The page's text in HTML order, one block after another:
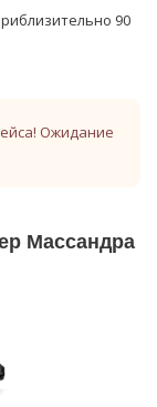
90
Ожидание
Массандра